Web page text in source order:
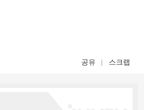
공유 스크랩